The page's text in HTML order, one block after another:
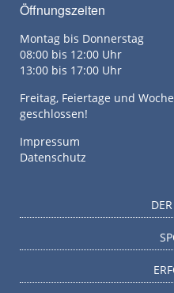
Öffnungszeiten
Montag bis Donnerstag
08:00 bis 12:00 Uhr
13:00 bis 17:00 Uhr
Freitag, Feiertage und
geschlossen!
Impressum
Datenschutz